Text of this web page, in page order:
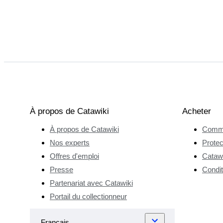
À propos de Catawiki
À propos de Catawiki
Nos experts
Offres d'emploi
Presse
Partenariat avec Catawiki
Portail du collectionneur
Acheter